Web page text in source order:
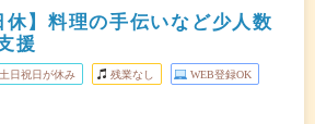
休】料理の手伝いなど少人数
援
土日祝日が休み 残業なし WEB登録OK